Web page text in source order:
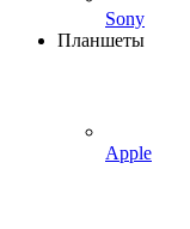
Sony
Планшеты
Apple